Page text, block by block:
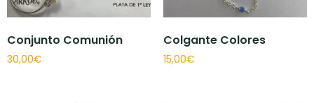
Conjunto Comunión
30,00€
Colgante Colores
15,00€